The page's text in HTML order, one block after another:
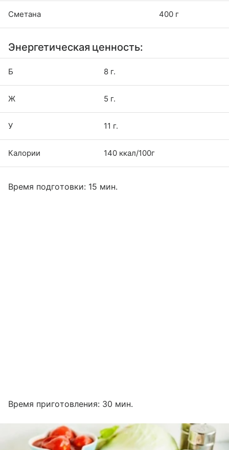
Сметана 400 г
Энергетическая ценность:
Б 8 г.
Ж 5 г.
У 11 г.
Калории 140 ккал/100г
Время подготовки: 15 мин.
Время приготовления: 30 мин.